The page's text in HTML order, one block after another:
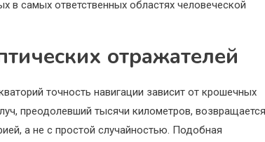
самых ответственных областях человеческой
отражателей
точность навигации зависит от крошечных
преодолевший тысячи километров, возвращается
а не с простой случайностью. Подобная